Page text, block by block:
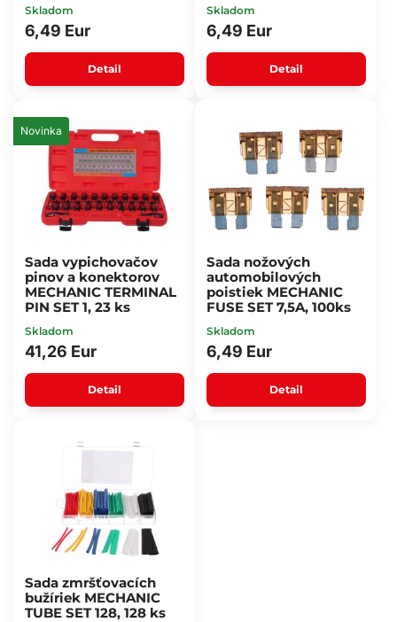
Skladom
6,49 Eur
Detail
Skladom
6,49 Eur
Detail
Novinka
Sada vypichovačov
pinov a konektorov
MECHANIC TERMINAL
PIN SET 1, 23 ks
Skladom
41,26 Eur
Detail
Sada nožových
automobilových
poistiek MECHANIC
FUSE SET 7,5A, 100ks
Skladom
6,49 Eur
Detail
Sada zmršťovacích
bužíriek MECHANIC
TUBE SET 128, 128 ks